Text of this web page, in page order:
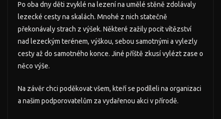
Po oba dny děti zvyklé na lezení na umělé stěně zdolávaly
lezecké cesty na skalách. Mnohé z nich statečně
překonávaly strach z výšek. Některé zažily pocit vítězství
nad lezeckým terénem, výškou, sebou samotnými a vylezly
cesty až do samotného konce. Jiné příště zkusí vylézt zase o
něco výše.
Na závěr chci poděkovat všem, kteří se podíleli na organizaci
a našim podporovatelům za vydařenou akci v přírodě.